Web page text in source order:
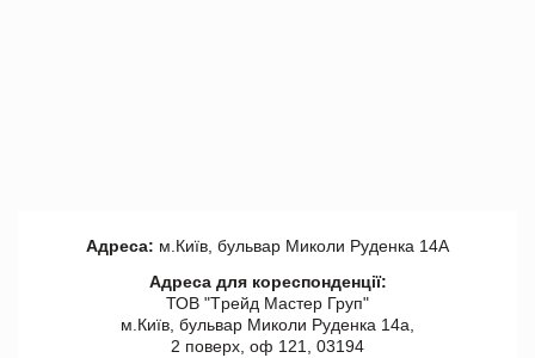
Адреса: м.Київ, бульвар Миколи Руденка 14А
Адреса для кореспонденції:
ТОВ "Tрейд Мастер Груп"
м.Київ, бульвар Миколи Руденка 14а,
2 поверх, оф 121, 03194